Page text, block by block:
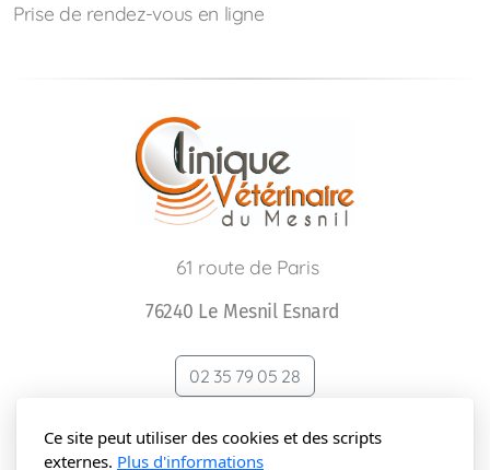
Prise de rendez-vous en ligne
61 route de Paris
76240 Le Mesnil Esnard
02 35 79 05 28
Conditions générales de fonctionnement
Ce site peut utiliser des cookies et des scripts
externes. Plus d'informations